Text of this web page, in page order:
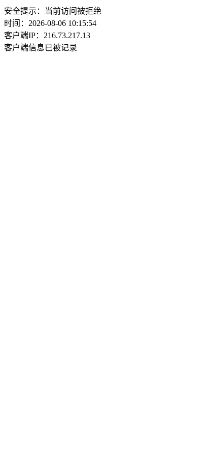
安全提示：当前访问被拒绝
时间：2026-08-06 10:15:54
客户端IP：216.73.217.13
客户端信息已被记录